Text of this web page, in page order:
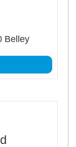
Belley